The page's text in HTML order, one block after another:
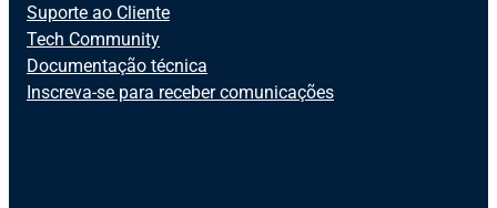
Suporte ao Cliente
Tech Community
Documentação técnica
Inscreva-se para receber comunicações